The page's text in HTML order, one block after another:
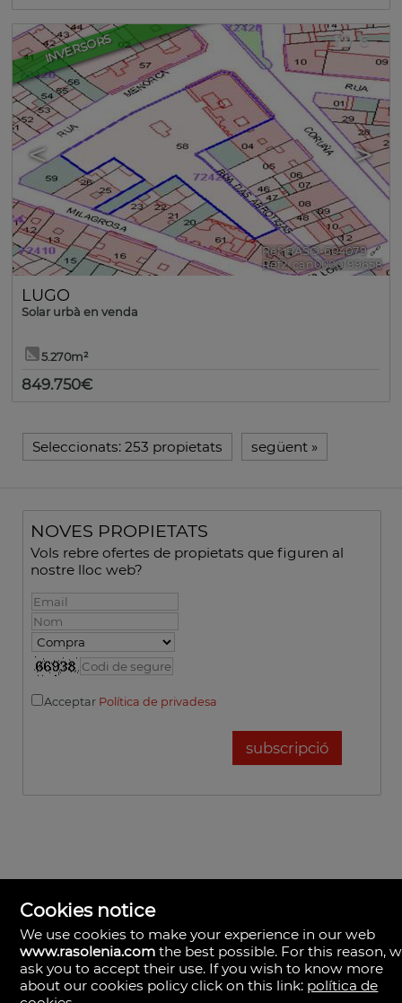
INVERSORS
< >
6
Ref. RASO-604079 🔗
Ref2. can0000199658
LUGO
Solar urbà en venda
5.270m²
849.750€
Seleccionats: 253 propietats següent »
NOVES PROPIETATS
Vols rebre ofertes de propietats que figuren al
nostre lloc web?
Acceptar Política de privadesa
Rasolenia Inmobiliaria
Calle Vista, 24-bj A.
Cookies notice
We use cookies to make your experience in our web
www.rasolenia.com the best possible. For this reason,
ask you to accept their use. If you wish to know more
about our cookies policy click on this link: política de